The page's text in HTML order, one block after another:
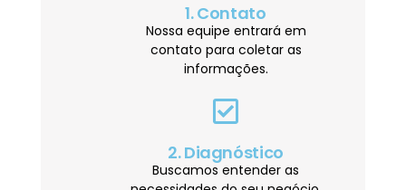
1. Contato
Nossa equipe entrará em
contato para coletar as
informações.
2. Diagnóstico
Buscamos entender as